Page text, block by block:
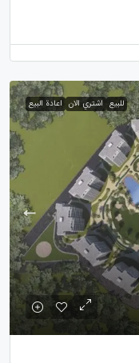
للبيع اشتري الان اعادة البيع